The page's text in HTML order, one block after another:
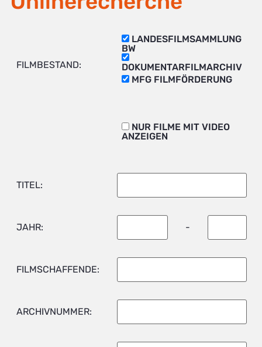
FILMBESTAND:
LANDESFILMSAMMLUNG
BW
DOKUMENTARFILMARCHIV
MFG FILMFÖRDERUNG
NUR FILME MIT VIDEO
ANZEIGEN
TITEL:
JAHR: -
FILMSCHAFFENDE:
ARCHIVNUMMER: